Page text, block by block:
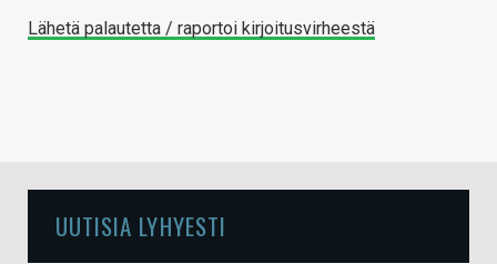
Lähetä palautetta / raportoi kirjoitusvirheestä
UUTISIA LYHYESTI